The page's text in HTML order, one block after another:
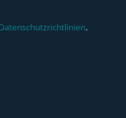
.